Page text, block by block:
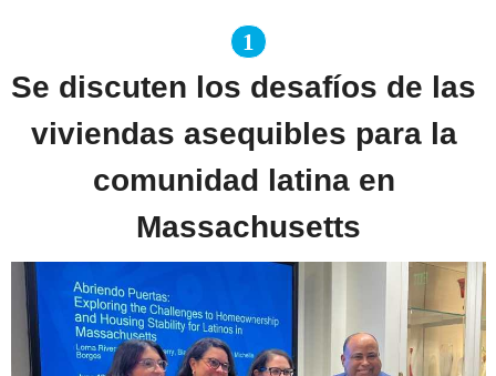
1
Se discuten los desafíos de las
viviendas asequibles para la
comunidad latina en
Massachusetts